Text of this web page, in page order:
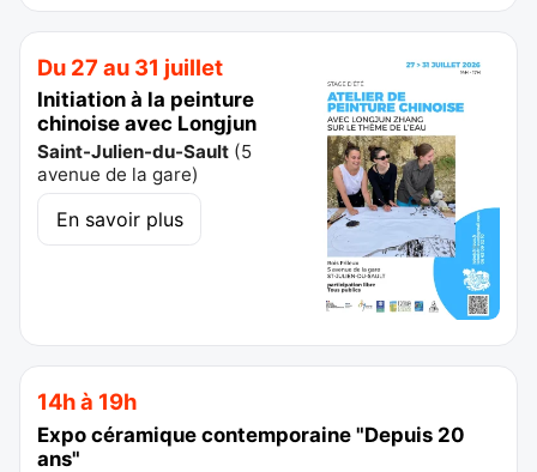
Du 27 au 31 juillet
Initiation à la peinture
chinoise avec Longjun
Saint-Julien-du-Sault (5
avenue de la gare)
En savoir plus
14h à 19h
Expo céramique contemporaine "Depuis 20
ans"